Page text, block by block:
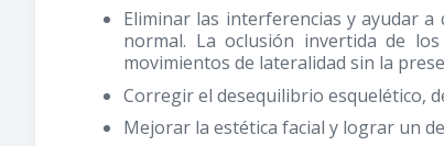
Eliminar las interferencias y ayudar
normal. La oclusión invertida de
movimientos de lateralidad sin la
Corregir el desequilibrio esquelético,
Mejorar la estética facial y lograr un